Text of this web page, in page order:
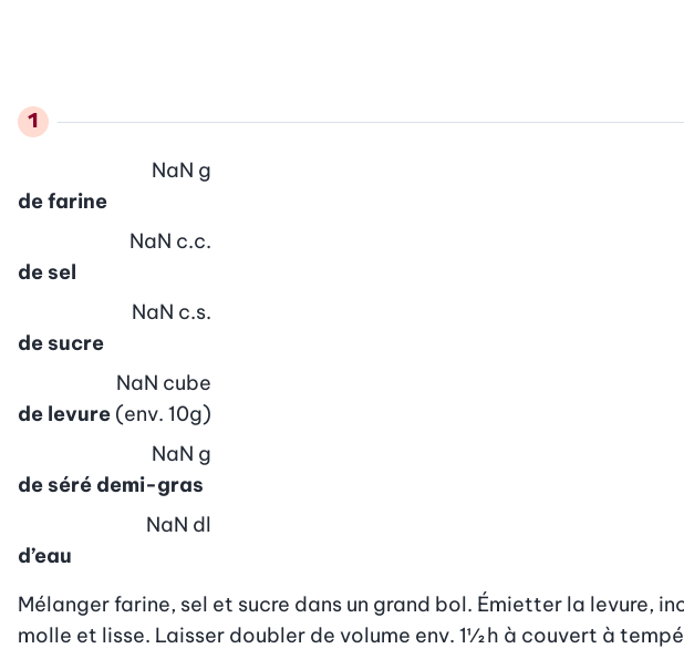
de farine
NaN g
de sel
NaN c.c.
de sucre
NaN c.s.
de levure (env. 10g)
NaN cube
de séré demi-gras
NaN g
d’eau
NaN dl
Mélanger farine, sel et sucre dans un grand bol. Émietter la levure,
molle et lisse. Laisser doubler de volume env. 1½ h à couvert à